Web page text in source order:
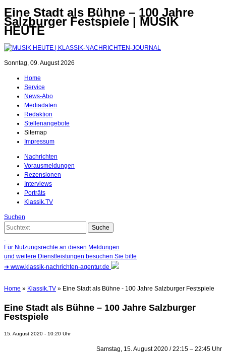
Eine Stadt als Bühne – 100 Jahre
Salzburger Festspiele | MUSIK
HEUTE
Sonntag, 09. August 2026
Home
Service
News-Abo
Mediadaten
Redaktion
Stellenangebote
Sitemap
Impressum
Nachrichten
Vorausmeldungen
Rezensionen
Interviews
Porträts
Klassik.TV
Suchen
Für Nutzungsrechte an diesen Meldungen
und weitere Dienstleistungen besuchen Sie bitte
➜ www.klassik-nachrichten-agentur.de
Home » Klassik.TV » Eine Stadt als Bühne - 100 Jahre Salzburger Festspiele
Eine Stadt als Bühne – 100 Jahre Salzburger
Festspiele
15. August 2020 - 10:20 Uhr
Samstag, 15. August 2020 / 22:15 – 22:45 Uhr